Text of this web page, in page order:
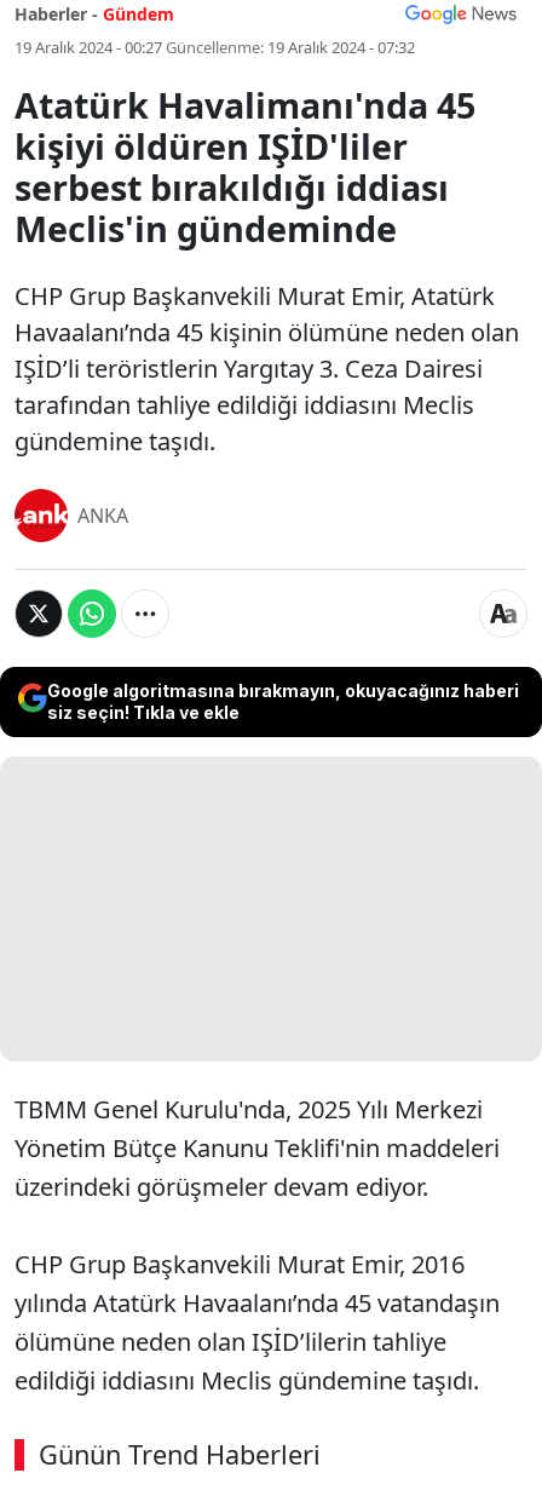
Haberler - Gündem
19 Aralık 2024 - 00:27Güncellenme: 19 Aralık 2024 - 07:32
Atatürk Havalimanı'nda 45
kişiyi öldüren IŞİD'liler
serbest bırakıldığı iddiası
Meclis'in gündeminde
CHP Grup Başkanvekili Murat Emir, Atatürk
Havaalanı’nda 45 kişinin ölümüne neden olan
IŞİD’li teröristlerin Yargıtay 3. Ceza Dairesi
tarafından tahliye edildiği iddiasını Meclis
gündemine taşıdı.
ANKA
Google algoritmasına bırakmayın, okuyacağınız haberi
siz seçin! Tıkla ve ekle
TBMM Genel Kurulu'nda, 2025 Yılı Merkezi
Yönetim Bütçe Kanunu Teklifi'nin maddeleri
üzerindeki görüşmeler devam ediyor.
CHP Grup Başkanvekili Murat Emir, 2016
yılında Atatürk Havaalanı’nda 45 vatandaşın
ölümüne neden olan IŞİD’lilerin tahliye
edildiği iddiasını Meclis gündemine taşıdı.
Günün Trend Haberleri